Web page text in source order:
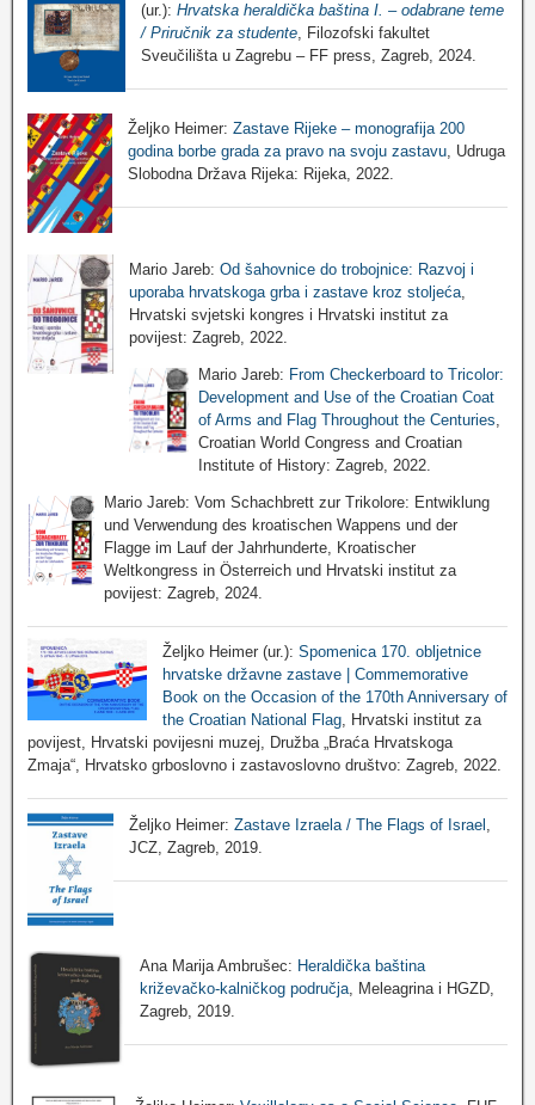
(ur.): Hrvatska heraldička baština I. – odabrane teme
/ Priručnik za studente, Filozofski fakultet
Sveučilišta u Zagrebu – FF press, Zagreb, 2024.
Željko Heimer: Zastave Rijeke – monografija 200
godina borbe grada za pravo na svoju zastavu, Udruga
Slobodna Država Rijeka: Rijeka, 2022.
Mario Jareb: Od šahovnice do trobojnice: Razvoj i
uporaba hrvatskoga grba i zastave kroz stoljeća,
Hrvatski svjetski kongres i Hrvatski institut za
povijest: Zagreb, 2022.
Mario Jareb: From Checkerboard to Tricolor:
Development and Use of the Croatian Coat
of Arms and Flag Throughout the Centuries
Croatian World Congress and Croatian
Institute of History: Zagreb, 2022.
Mario Jareb: Vom Schachbrett zur Trikolore: Entwiklung
und Verwendung des kroatischen Wappens und der
Flagge im Lauf der Jahrhunderte, Kroatischer
Weltkongress in Österreich und Hrvatski institut za
povijest: Zagreb, 2024.
Željko Heimer (ur.): Spomenica 170. obljetnice
hrvatske državne zastave | Commemorative
Book on the Occasion of the 170th Anniversary of
the Croatian National Flag, Hrvatski institut za
povijest, Hrvatski povijesni muzej, Družba „Braća Hrvatskoga
Zmaja“, Hrvatsko grboslovno i zastavoslovno društvo: Zagreb, 2022.
Željko Heimer:Zastave Izraela / The Flags of Israel
JCZ, Zagreb, 2019.
Ana Marija Ambrušec: Heraldička baština
križevačko-kalničkog područja, Meleagrina i HGZD,
Zagreb, 2019.